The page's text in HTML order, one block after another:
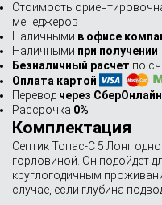
Стоимость
менеджеров
Наличными в офисе
Наличными при получении
Безналичный расчет по
Оплата картой
Перевод через СберОнлайн
Рассрочка 0%
Комплектация
Септик Топас-С 5 Лонг
горловиной. Он подойдет
круглогодичным
случае, если глубина